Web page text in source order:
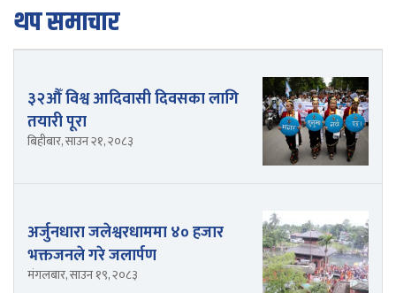
थप समाचार
३२औँ विश्व आदिवासी दिवसका लागि
तयारी पूरा
बिहीबार, साउन २१, २०८३
अर्जुनधारा जलेश्वरधाममा ४० हजार
भक्तजनले गरे जलार्पण
मंगलबार, साउन १९, २०८३